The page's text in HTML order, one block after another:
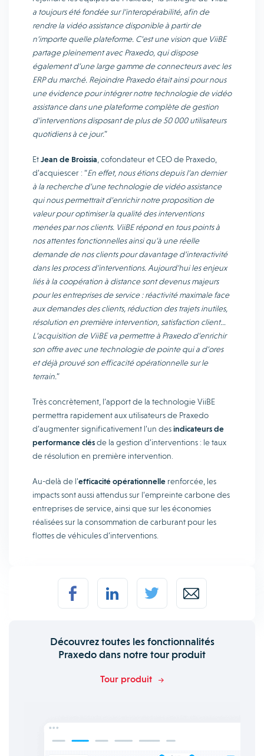
a toujours été fondée sur l’interopérabilité, afin de
rendre la vidéo assistance disponible à partir de
n’importe quelle plateforme. C’est une vision que ViiBE
partage pleinement avec Praxedo, qui dispose
également d’une large gamme de connecteurs avec les
ERP du marché. Rejoindre Praxedo était ainsi pour nous
une évidence pour intégrer notre technologie de vidéo
assistance dans une plateforme complète de gestion
d’interventions disposant de plus de 50 000 utilisateurs
quotidiens à ce jour.”
EtJean de Broissia , cofondateur et CEO de Praxedo,
d’acquiescer : “En effet, nous étions depuis l’an dernier
à la recherche d’une technologie de vidéo assistance
qui nous permettrait d’enrichir notre proposition de
valeur pour optimiser la qualité des interventions
menées par nos clients. ViiBE répond en tous points à
nos attentes fonctionnelles ainsi qu’à une réelle
demande de nos clients pour davantage d’interactivité
dans les process d’interventions. Aujourd’hui les enjeux
liés à la coopération à distance sont devenus majeurs
pour les entreprises de service : réactivité maximale face
aux demandes des clients, réduction des trajets inutiles,
résolution en première intervention, satisfaction client…
L’acquisition de ViiBE va permettre à Praxedo d’enrichir
son offre avec une technologie de pointe qui a d’ores
et déjà prouvé son efficacité opérationnelle sur le
terrain.”
Très concrètement, l’apport de la technologie ViiBE
permettra rapidement aux utilisateurs de Praxedo
d’augmenter significativement l’un desindicateurs de
performance clésde la gestion d’interventions : le taux
de résolution en première intervention.
Au-delà de l’efficacité opérationnelle renforcée, les
impacts sont aussi attendus sur l’empreinte carbone des
entreprises de service, ainsi que sur les économies
réalisées sur la consommation de carburant pour les
flottes de véhicules d’interventions.
Découvrez toutes les fonctionnalités
Praxedo dans notre tour produit
Tour produit